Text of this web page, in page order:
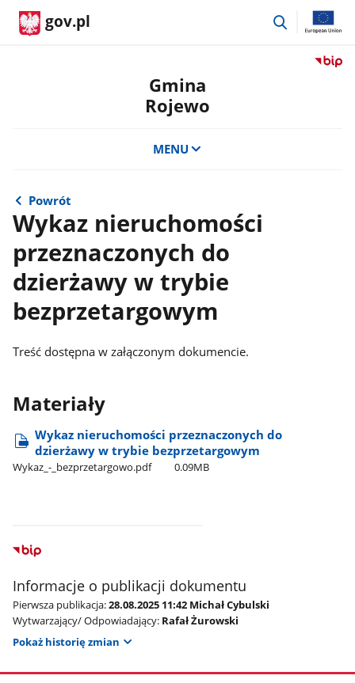
gov.pl
przejdź
Przejdź
Gmina
Rojewo
MENU
Powrót
Wykaz nieruchomości
przeznaczonych do
dzierżawy w trybie
bezprzetargowym
Treść dostępna w załączonym dokumencie.
Materiały
Wykaz nieruchomości przeznaczonych do
dzierżawy w trybie bezprzetargowym
Wykaz​_-​_bezprzetargowo.pdf 0.09MB
Informacje o publikacji dokumentu
Pierwsza publikacja:28.08.2025 11:42 Michał Cybulski
Wytwarzający/ Odpowiadający: Rafał Żurowski
Pokaż historię zmian